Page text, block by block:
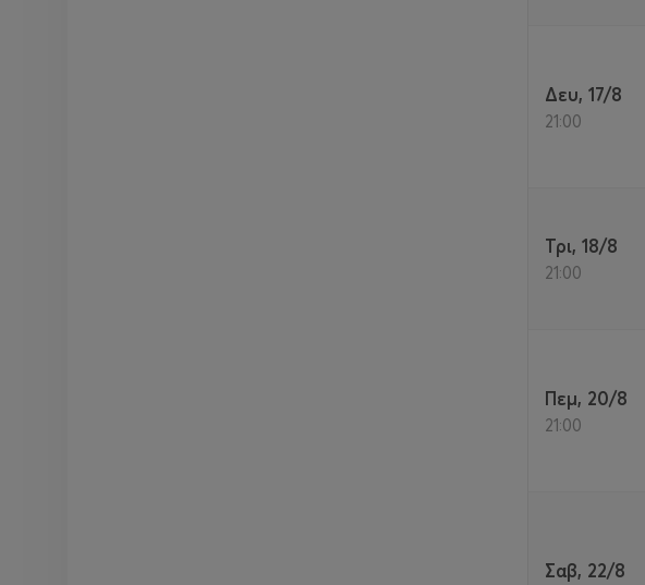
Δευ, 17/8
21:00
Τρι, 18/8
21:00
Πεμ, 20/8
21:00
Σαβ, 22/8